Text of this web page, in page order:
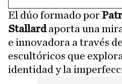
El dúo formado por
Stallardaporta una
e innovadora a través
escultóricos que
identidad y la